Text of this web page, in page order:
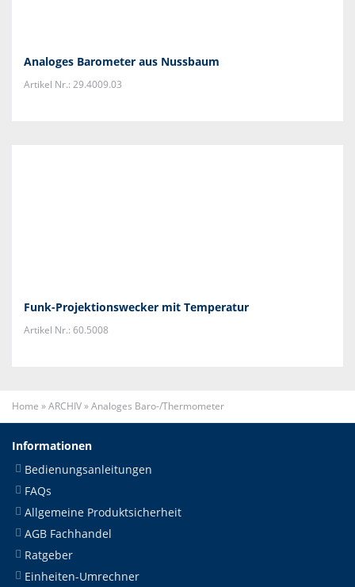
Analoges Barometer aus Nussbaum
Artikel Nr.: 29.4009.03
Funk-Projektionswecker mit Temperatur
Artikel Nr.: 60.5008
Home »ARCHIV»Analoges Baro-/Thermometer
Informationen
Bedienungsanleitungen
FAQs
Allgemeine Produktsicherheit
AGB Fachhandel
Ratgeber
Einheiten-Umrechner